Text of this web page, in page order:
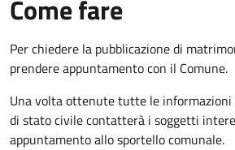
Come fare
Per chiedere la pubblicazione di
prendere appuntamento con il Comune.
Una volta ottenute tutte le
di stato civile contatterà i soggetti
appuntamento allo sportello comunale.